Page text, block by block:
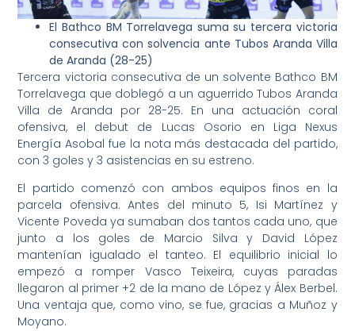
El Bathco BM Torrelavega suma su tercera victoria
consecutiva con solvencia ante Tubos Aranda Villa
de Aranda (28-25)
Tercera victoria consecutiva de un solvente Bathco BM
Torrelavega que doblegó a un aguerrido Tubos Aranda
Villa de Aranda por 28-25. En una actuación coral
ofensiva, el debut de Lucas Osorio en Liga Nexus
Energía Asobal fue la nota más destacada del partido,
con 3 goles y 3 asistencias en su estreno.
El partido comenzó con ambos equipos finos en la
parcela ofensiva. Antes del minuto 5, Isi Martínez y
Vicente Poveda ya sumaban dos tantos cada uno, que
junto a los goles de Marcio Silva y David López
mantenían igualado el tanteo. El equilibrio inicial lo
empezó a romper Vasco Teixeira, cuyas paradas
llegaron al primer +2 de la mano de López y Álex Berbel.
Una ventaja que, como vino, se fue, gracias a Muñoz y
Moyano.